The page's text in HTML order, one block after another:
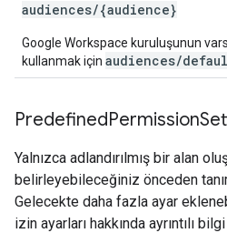
audiences/{audience}
Google Workspace kuruluşunun
kullanmak için audiences/
PredefinedPermission
Yalnızca adlandırılmış bir alan
belirleyebileceğiniz önceden
Gelecekte daha fazla ayar
izin ayarları hakkında ayrıntılı